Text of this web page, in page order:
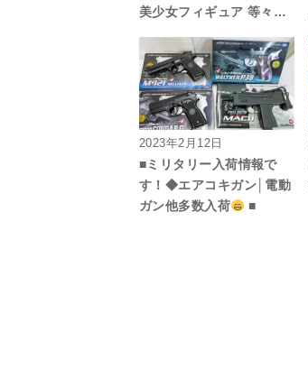
美少女フィギュア 等々…
2023年2月12日
■ミリタリー入荷情報で
す！◆エアコキガン│電動
ガン他多数入荷
■